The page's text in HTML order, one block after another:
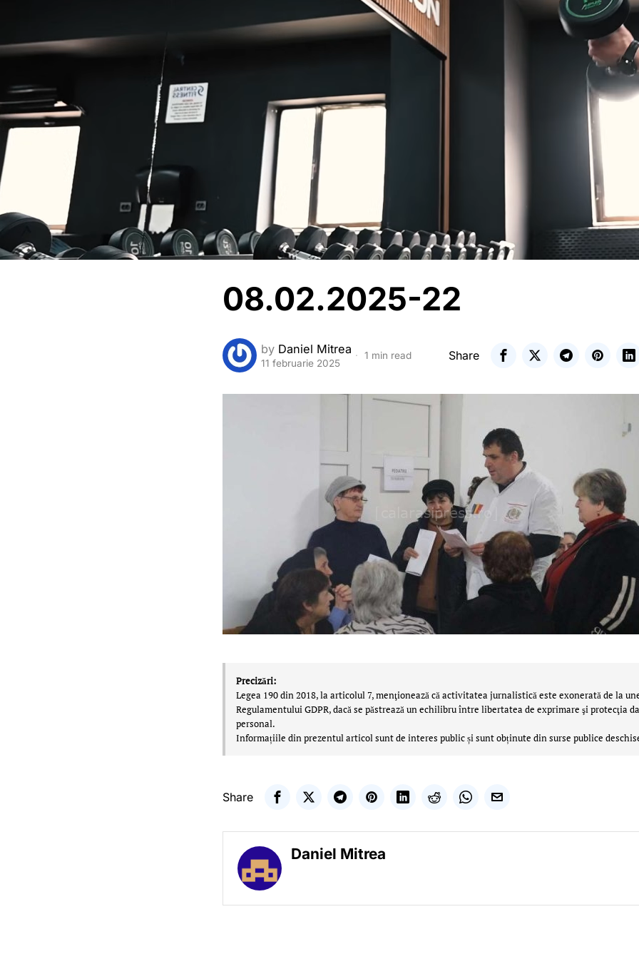
08.02.2025-22
by Daniel Mitrea
11 februarie 2025
1 min read Share
Precizări:
Legea 190 din 2018, la articolul 7, menţionează că activitatea jurnalistică este exonerată de la
Regulamentului GDPR, dacă se păstrează un echilibru între libertatea de exprimare şi protecţia
personal.
Informațiile din prezentul articol sunt de interes public și sunt obținute din surse publice
Share
Daniel Mitrea